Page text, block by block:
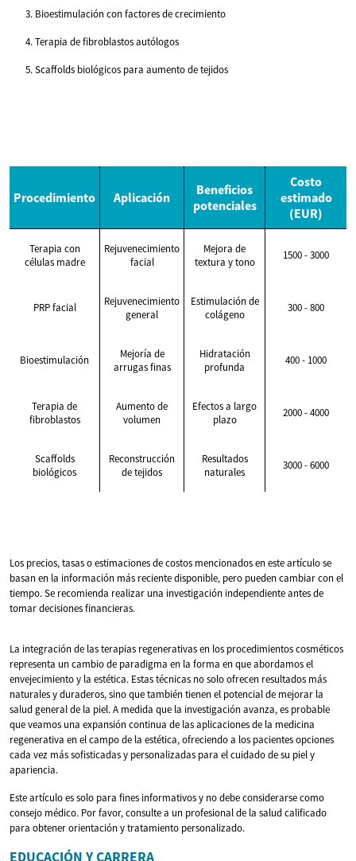
Bioestimulación con factores de crecimiento
Terapia de fibroblastos autólogos
Scaffolds biológicos para aumento de tejidos
Procedimiento Aplicación
Beneficios
potenciales
Costo
estimado
(EUR)
Terapia con
células madre
Rejuvenecimiento
facial
Mejora de
textura y tono
1500 - 3000
PRP facial
Rejuvenecimiento
general
Estimulación de
colágeno
300 - 800
Bioestimulación
Mejoría de
arrugas finas
Hidratación
profunda
400 - 1000
Terapia de
fibroblastos
Aumento de
volumen
Efectos a largo
plazo
2000 - 4000
Scaffolds
biológicos
Reconstrucción
de tejidos
Resultados
naturales
3000 - 6000
Los precios, tasas o estimaciones de costos mencionados en este artículo se
basan en la información más reciente disponible, pero pueden cambiar con el
tiempo. Se recomienda realizar una investigación independiente antes de
tomar decisiones financieras.
La integración de las terapias regenerativas en los procedimientos cosméticos
representa un cambio de paradigma en la forma en que abordamos el
envejecimiento y la estética. Estas técnicas no solo ofrecen resultados más
naturales y duraderos, sino que también tienen el potencial de mejorar la
salud general de la piel. A medida que la investigación avanza, es probable
que veamos una expansión continua de las aplicaciones de la medicina
regenerativa en el campo de la estética, ofreciendo a los pacientes opciones
cada vez más sofisticadas y personalizadas para el cuidado de su piel y
apariencia.
Este artículo es solo para fines informativos y no debe considerarse como
consejo médico. Por favor, consulte a un profesional de la salud calificado
para obtener orientación y tratamiento personalizado.
EDUCACIÓN Y CARRERA